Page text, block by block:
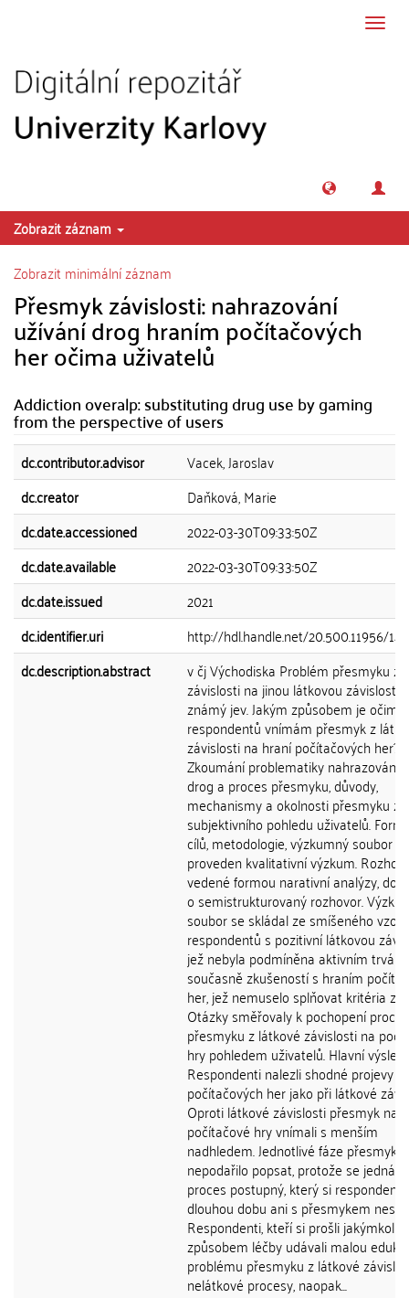
Zobrazit záznam
Zobrazit minimální záznam
Přesmyk závislosti: nahrazování
užívání drog hraním počítačových
her očima uživatelů
Addiction overalp: substituting drug use by gaming
from the perspective of users
dc.contributor.advisor
Vacek, Jaroslav
dc.creator
Daňková, Marie
dc.date.accessioned
2022-03-30T09:33:50Z
dc.date.available
2022-03-30T09:33:50Z
dc.date.issued
2021
dc.identifier.uri
http://hdl.handle.net/20.500.11956/
dc.description.abstract
v čj Východiska Problém přesmyku z
závislosti na jinou látkovou závislost je
známý jev. Jakým způsobem je očima
respondentů vnímám přesmyk z
závislosti na hraní počítačových her?
Zkoumání problematiky nahrazování
drog a proces přesmyku, důvody,
mechanismy a okolnosti přesmyku ze
subjektivního pohledu uživatelů.
cílů, metodologie, výzkumný soubor
proveden kvalitativní výzkum.
vedené formou narativní analýzy,
o semistrukturovaný rozhovor.
soubor se skládal ze smíšeného
respondentů s pozitivní látkovou
jež nebyla podmíněna aktivním
současně zkušeností s hraním
her, jež nemuselo splňovat kritéria
Otázky směřovaly k pochopení
přesmyku z látkové závislosti na
hry pohledem uživatelů. Hlavní
Respondenti nalezli shodné projevy
počítačových her jako při látkové
Oproti látkové závislosti přesmyk na
počítačové hry vnímali s menším
nadhledem. Jednotlivé fáze
nepodařilo popsat, protože se jedná o
proces postupný, který si respondenti
dlouhou dobu ani s přesmykem
Respondenti, kteří si prošli jakýmkoli
způsobem léčby udávali malou
problému přesmyku z látkové
nelátkové procesy, naopak...